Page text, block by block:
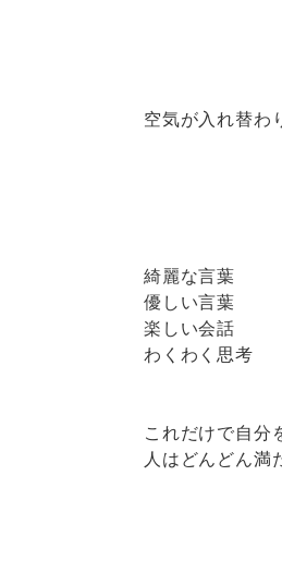
空気が入れ替わ
綺麗な言葉
優しい言葉
楽しい会話
わくわく思考
これだけで自分
人はどんどん